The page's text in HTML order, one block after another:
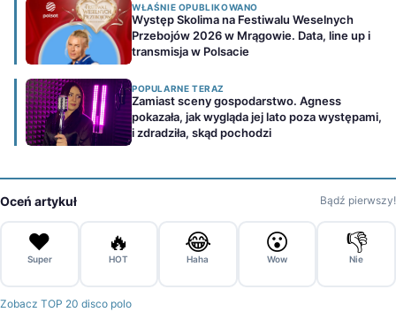
WŁAŚNIE OPUBLIKOWANO
Występ Skolima na Festiwalu Weselnych
Przebojów 2026 w Mrągowie. Data, line up i
transmisja w Polsacie
POPULARNE TERAZ
Zamiast sceny gospodarstwo. Agness
pokazała, jak wygląda jej lato poza występami,
i zdradziła, skąd pochodzi
Oceń artykuł Bądź pierwszy!
❤️
Super
🔥
HOT
😂
Haha
😮
Wow
👎
Nie
Zobacz TOP 20 disco polo